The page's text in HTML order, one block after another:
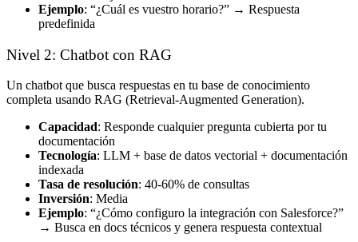
Ejemplo: “¿Cuál es vuestro horario?” → Respuesta
predefinida
Nivel 2: Chatbot con RAG
Un chatbot que busca respuestas en tu base de conocimiento
completa usando RAG (Retrieval-Augmented Generation).
Capacidad: Responde cualquier pregunta cubierta por tu
documentación
Tecnología: LLM + base de datos vectorial + documentación
indexada
Tasa de resolución: 40-60% de consultas
Inversión: Media
Ejemplo: “¿Cómo configuro la integración con Salesforce?”
→ Busca en docs técnicos y genera respuesta contextual